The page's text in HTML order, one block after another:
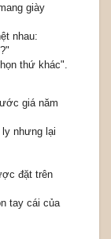
giày
nhau:
thứ khác".
giá năm
nhưng lại
đặt trên
tay cái của